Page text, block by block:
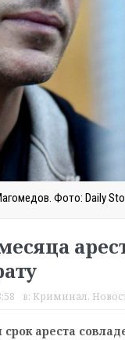
Фото: Daily
в: Криминал,
ареста